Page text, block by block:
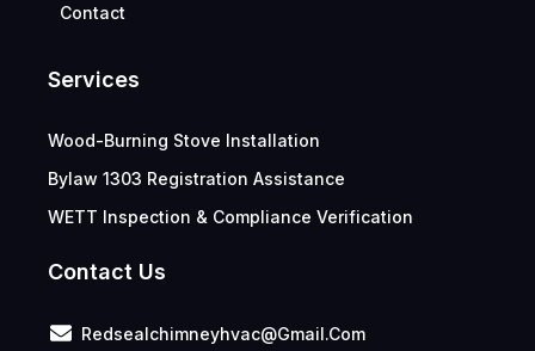
Contact
Services
Wood-Burning Stove Installation
Bylaw 1303 Registration Assistance
WETT Inspection & Compliance Verification
Contact Us
Redsealchimneyhvac@gmail.com